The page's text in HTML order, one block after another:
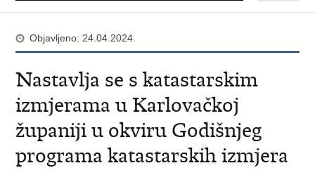
Objavljeno: 24.04.2024.
Nastavlja se s katastarskim
izmjerama u Karlovačkoj
županiji u okviru Godišnjeg
programa katastarskih izmjera